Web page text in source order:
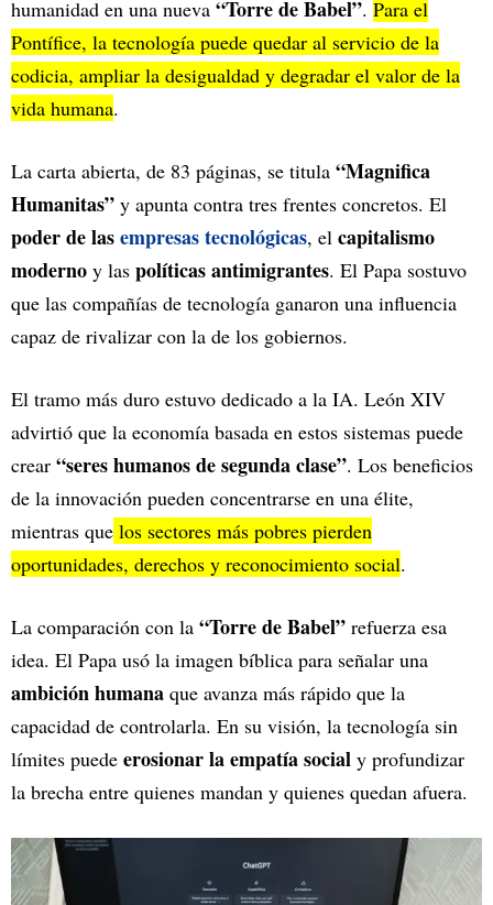
humanidad en una nueva “Torre de Babel”. Para el
Pontífice, la tecnología puede quedar al servicio de la
codicia, ampliar la desigualdad y degradar el valor de la
vida humana.
La carta abierta, de 83 páginas, se titula “Magnifica
Humanitas” y apunta contra tres frentes concretos. El
poder de lasempresas tecnológicas, el capitalismo
moderno y las políticas antimigrantes. El Papa sostuvo
que las compañías de tecnología ganaron una influencia
capaz de rivalizar con la de los gobiernos.
El tramo más duro estuvo dedicado a la IA. León XIV
advirtió que la economía basada en estos sistemas puede
crear “seres humanos de segunda clase”. Los beneficios
de la innovación pueden concentrarse en una élite,
mientras que los sectores más pobres pierden
oportunidades, derechos y reconocimiento social.
La comparación con la “Torre de Babel” refuerza esa
idea. El Papa usó la imagen bíblica para señalar una
ambición humana que avanza más rápido que la
capacidad de controlarla. En su visión, la tecnología sin
límites puede erosionar la empatía social y profundizar
la brecha entre quienes mandan y quienes quedan afuera.